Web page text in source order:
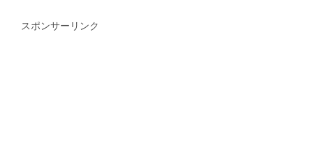
スポンサーリンク